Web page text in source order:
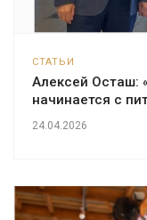
СТАТЬИ
Алексей Осташ:
начинается с
24.04.2026